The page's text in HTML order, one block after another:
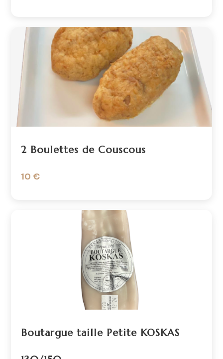
2 Boulettes de Couscous
10 €
Boutargue taille Petite KOSKAS